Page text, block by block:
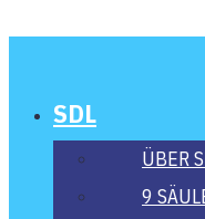
SDL
ÜBER
9